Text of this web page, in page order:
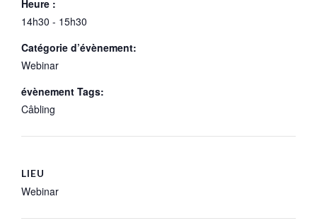
Heure :
14h30 - 15h30
Catégorie d’évènement:
Webinar
évènement Tags:
Câbling
LIEU
Webinar